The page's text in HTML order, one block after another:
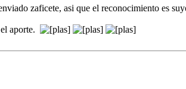
zaficete, asi que el reconocimiento es
aporte.